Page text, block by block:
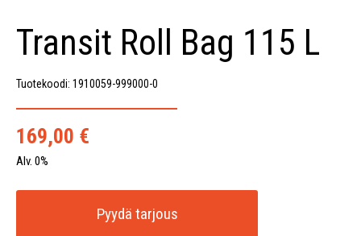
Transit Roll Bag 115 L
Tuotekoodi: 1910059-999000-0
169,00 €
Alv. 0%
Pyydä tarjous